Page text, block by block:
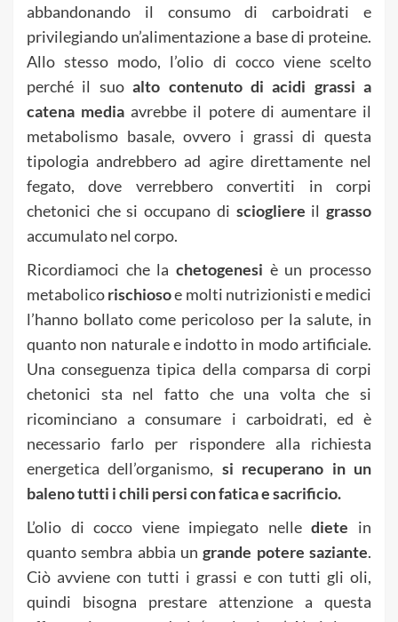
abbandonando il consumo di carboidrati e
privilegiando un’alimentazione a base di proteine.
Allo stesso modo, l’olio di cocco viene scelto
perché il suoalto contenuto di acidi grassi a
catena media avrebbe il potere di aumentare il
metabolismo basale, ovvero i grassi di questa
tipologia andrebbero ad agire direttamente nel
fegato, dove verrebbero convertiti in corpi
chetonici che si occupano di sciogliere ilgrasso
accumulato nel corpo.
Ricordiamoci che la chetogenesi è un processo
metabolicorischiosoe molti nutrizionisti e medici
l’hanno bollato come pericoloso per la salute, in
quanto non naturale e indotto in modo artificiale.
Una conseguenza tipica della comparsa di corpi
chetonici sta nel fatto che una volta che si
ricominciano a consumare i carboidrati, ed è
necessario farlo per rispondere alla richiesta
energetica dell’organismo, si recuperano in un
baleno tutti i chili persi con fatica e sacrificio.
L’olio di cocco viene impiegato nellediete in
quanto sembra abbia ungrande potere saziante.
Ciò avviene con tutti i grassi e con tutti gli oli,
quindi bisogna prestare attenzione a questa